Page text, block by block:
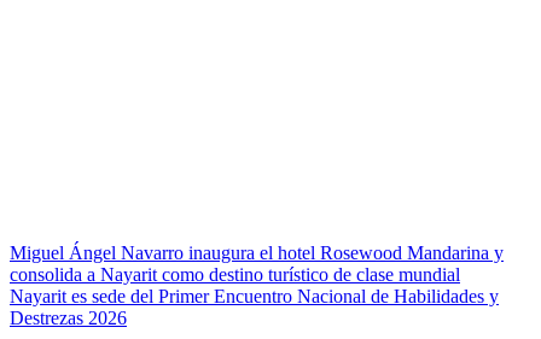
Navegación
de
entradas
Miguel Ángel Navarro inaugura el hotel Rosewood Mandarina y
consolida a Nayarit como destino turístico de clase mundial
Nayarit es sede del Primer Encuentro Nacional de Habilidades y
Destrezas 2026